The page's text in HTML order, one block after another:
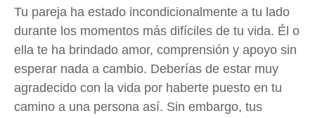
Tu pareja ha estado incondicionalmente a tu lado
durante los momentos más difíciles de tu vida. Él o
ella te ha brindado amor, comprensión y apoyo sin
esperar nada a cambio. Deberías de estar muy
agradecido con la vida por haberte puesto en tu
camino a una persona así. Sin embargo, tus